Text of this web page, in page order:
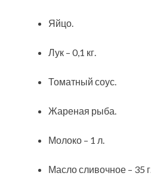
Яйцо.
Лук – 0,1 кг.
Томатный соус.
Жареная рыба.
Молоко – 1 л.
Масло сливочное – 35 г.